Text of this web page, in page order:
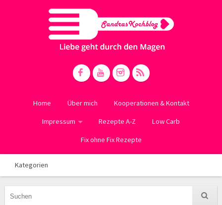
Home Über mich Kooperationen & Kontakt
Impressum Rezepte A-Z Low Carb
Fix ohne Fix Rezepte
Kategorien